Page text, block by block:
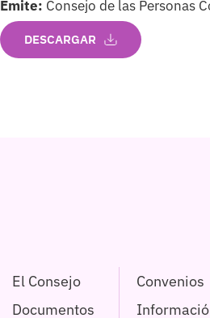
Emite: Consejo de las Personas
DESCARGAR
El Consejo
Documentos
Convenios